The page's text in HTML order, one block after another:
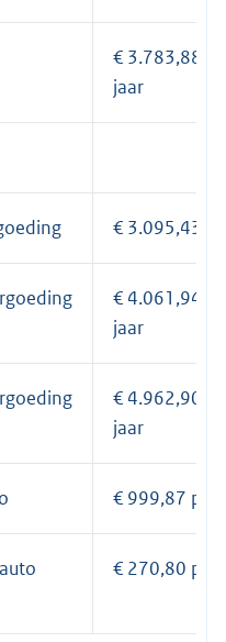
€ 3.783,88
jaar
€ 3.095,43
€ 4.061,94
jaar
€ 4.962,90
jaar
€ 999,87 per
€ 270,80 per